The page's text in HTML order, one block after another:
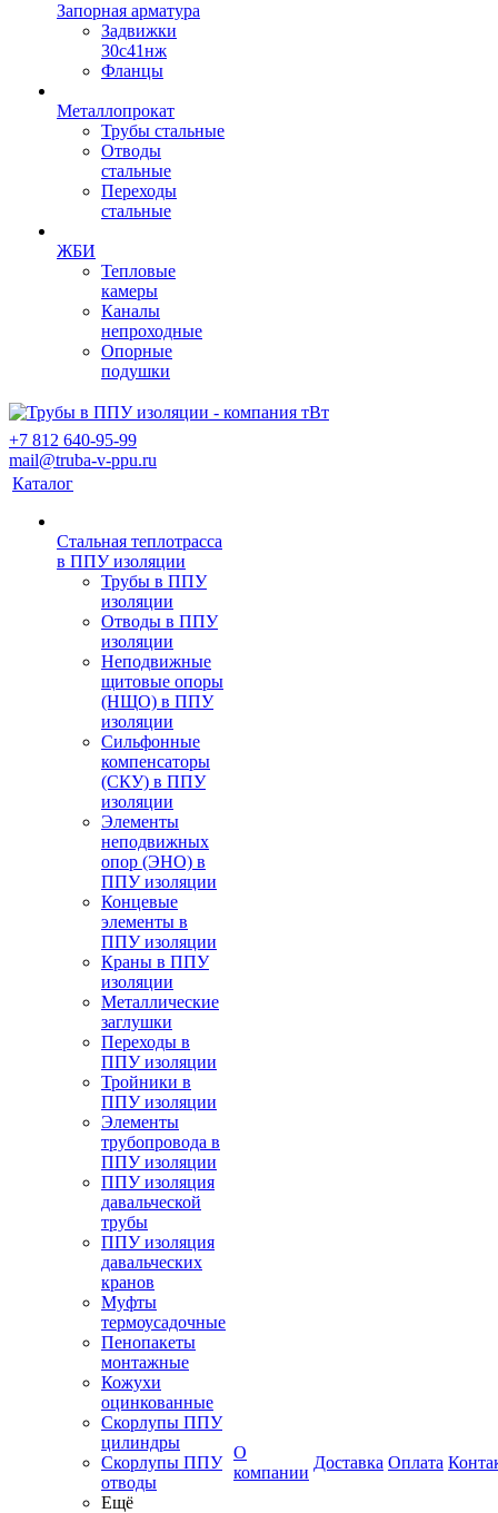
Запорная арматура
Задвижки
30с41нж
Фланцы
Металлопрокат
Трубы стальные
Отводы
стальные
Переходы
стальные
ЖБИ
Тепловые
камеры
Каналы
непроходные
Опорные
подушки
+7 812 640-95-99
mail@truba-v-ppu.ru
Каталог
Стальная теплотрасса
в ППУ изоляции
Трубы в ППУ
изоляции
Отводы в ППУ
изоляции
Неподвижные
щитовые опоры
(НЩО) в ППУ
изоляции
Cильфонные
компенсаторы
(СКУ) в ППУ
изоляции
Элементы
неподвижных
опор (ЭНО) в
ППУ изоляции
Концевые
элементы в
ППУ изоляции
Краны в ППУ
изоляции
Металлические
заглушки
Переходы в
ППУ изоляции
Тройники в
ППУ изоляции
Элементы
трубопровода в
ППУ изоляции
ППУ изоляция
давальческой
трубы
ППУ изоляция
давальческих
кранов
Муфты
термоусадочные
Пенопакеты
монтажные
Кожухи
оцинкованные
Скорлупы ППУ
цилиндры
Скорлупы ППУ
отводы
Ещё
О
компании
Доставка Оплата